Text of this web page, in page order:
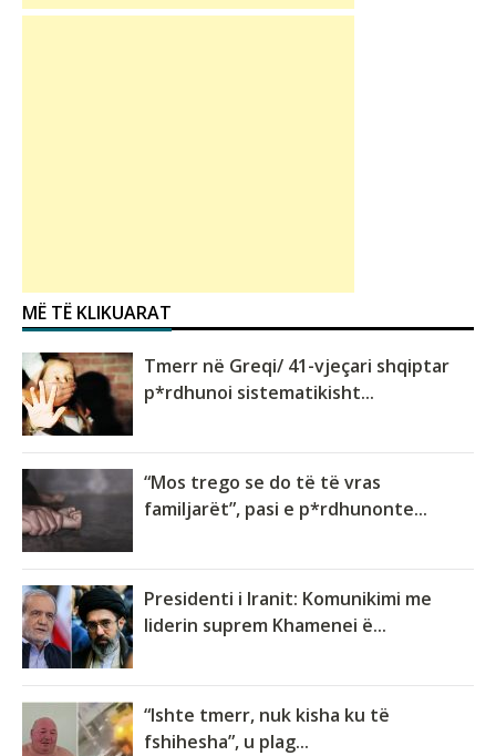
MË TË KLIKUARAT
Tmerr në Greqi/ 41-vjeçari shqiptar
p*rdhunoi sistematikisht...
“Mos trego se do të të vras
familjarët”, pasi e p*rdhunonte...
Presidenti i Iranit: Komunikimi me
liderin suprem Khamenei ë...
“Ishte tmerr, nuk kisha ku të
fshihesha”, u plag...